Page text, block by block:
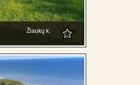
Žiaukų k.